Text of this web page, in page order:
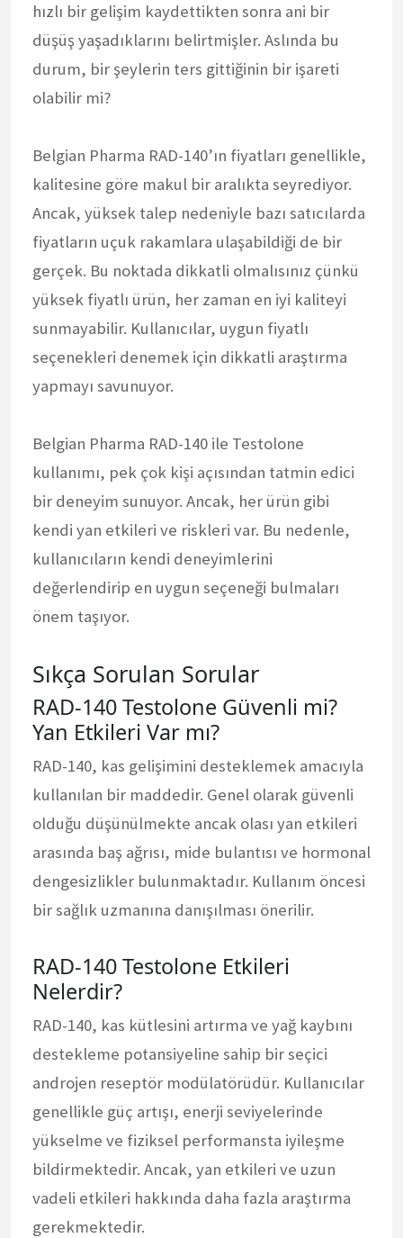
hızlı bir gelişim kaydettikten sonra ani bir
düşüş yaşadıklarını belirtmişler. Aslında bu
durum, bir şeylerin ters gittiğinin bir işareti
olabilir mi?
Belgian Pharma RAD-140’ın fiyatları genellikle,
kalitesine göre makul bir aralıkta seyrediyor.
Ancak, yüksek talep nedeniyle bazı satıcılarda
fiyatların uçuk rakamlara ulaşabildiği de bir
gerçek. Bu noktada dikkatli olmalısınız çünkü
yüksek fiyatlı ürün, her zaman en iyi kaliteyi
sunmayabilir. Kullanıcılar, uygun fiyatlı
seçenekleri denemek için dikkatli araştırma
yapmayı savunuyor.
Belgian Pharma RAD-140 ile Testolone
kullanımı, pek çok kişi açısından tatmin edici
bir deneyim sunuyor. Ancak, her ürün gibi
kendi yan etkileri ve riskleri var. Bu nedenle,
kullanıcıların kendi deneyimlerini
değerlendirip en uygun seçeneği bulmaları
önem taşıyor.
Sıkça Sorulan Sorular
RAD-140 Testolone Güvenli mi?
Yan Etkileri Var mı?
RAD-140, kas gelişimini desteklemek amacıyla
kullanılan bir maddedir. Genel olarak güvenli
olduğu düşünülmekte ancak olası yan etkileri
arasında baş ağrısı, mide bulantısı ve hormonal
dengesizlikler bulunmaktadır. Kullanım öncesi
bir sağlık uzmanına danışılması önerilir.
RAD-140 Testolone Etkileri
Nelerdir?
RAD-140, kas kütlesini artırma ve yağ kaybını
destekleme potansiyeline sahip bir seçici
androjen reseptör modülatörüdür. Kullanıcılar
genellikle güç artışı, enerji seviyelerinde
yükselme ve fiziksel performansta iyileşme
bildirmektedir. Ancak, yan etkileri ve uzun
vadeli etkileri hakkında daha fazla araştırma
gerekmektedir.